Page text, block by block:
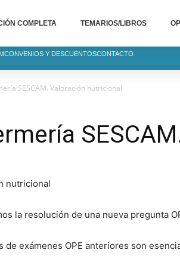
COMPLETA TEMARIOS/LIBROS
CONVENIOS Y DESCUENTOSCONTACTO
SESCAM. Valoración nutricional
la resolución de una nueva pregunta
exámenes OPE anteriores son